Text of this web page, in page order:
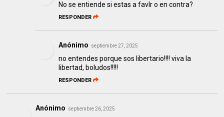
No se entiende si estas a favlr o en contra?
RESPONDER
Anónimo septiembre 27, 2025
no entendes porque sos libertario!!!! viva la
libertad, boludos!!!!!
RESPONDER
Anónimo septiembre 26, 2025